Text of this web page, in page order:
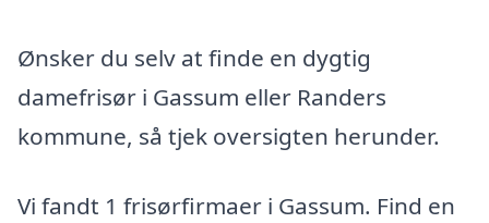
Ønsker du selv at finde en dygtig
damefrisør i Gassum eller Randers
kommune, så tjek oversigten herunder.
Vi fandt 1 frisørfirmaer i Gassum. Find en